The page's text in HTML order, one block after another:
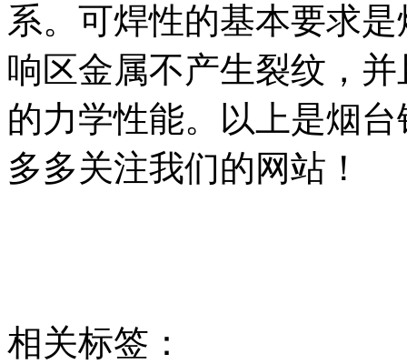
系。可焊性的基本要求
响区金属不产生裂纹，
的力学性能。以上是烟
多多关注我们的网站！
相关标签：